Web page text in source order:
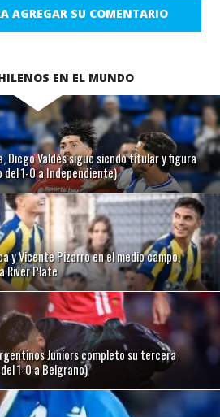
AGREGAR SU COMENTARIO
EN EL MUNDO
Diego Valdés sigue siendo titular y figura
del 1-0 a Independiente)
y Vicente Pizarro en el medio campo,
River Plate
Juniors completo su tercera
1-0 a Belgrano)